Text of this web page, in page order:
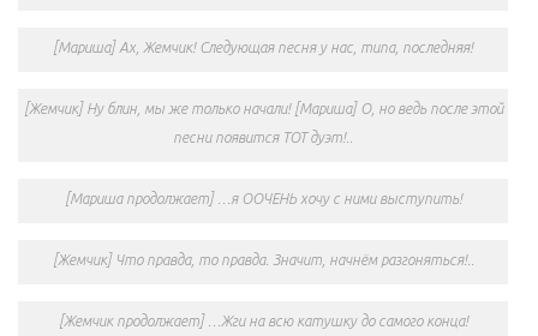
[Мариша] Ах, Жемчик! Следующая песня у нас, типа, последняя!
[Жемчик] Ну блин, мы же только начали! [Мариша] О, но ведь после этой
песни появится ТОТ дуэт!..
[Мариша продолжает] …я ООЧЕНЬ хочу с ними выступить!
[Жемчик] Что правда, то правда. Значит, начнём разгоняться!..
[Жемчик продолжает] …Жги на всю катушку до самого конца!